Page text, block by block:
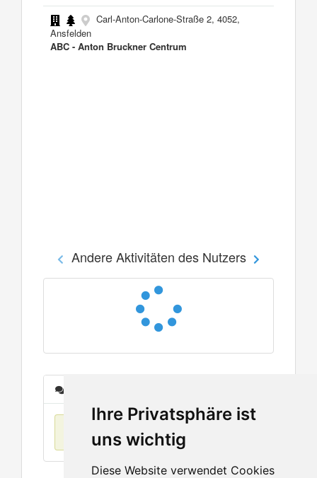
Ihre Privatsphäre ist
uns wichtig
Diese Website verwendet Cookies
Carl-Anton-Carlone-Straße 2, 4052,
Ansfelden
ABC - Anton Bruckner Centrum
Andere Aktivitäten des Nutzers
Keine Einträge